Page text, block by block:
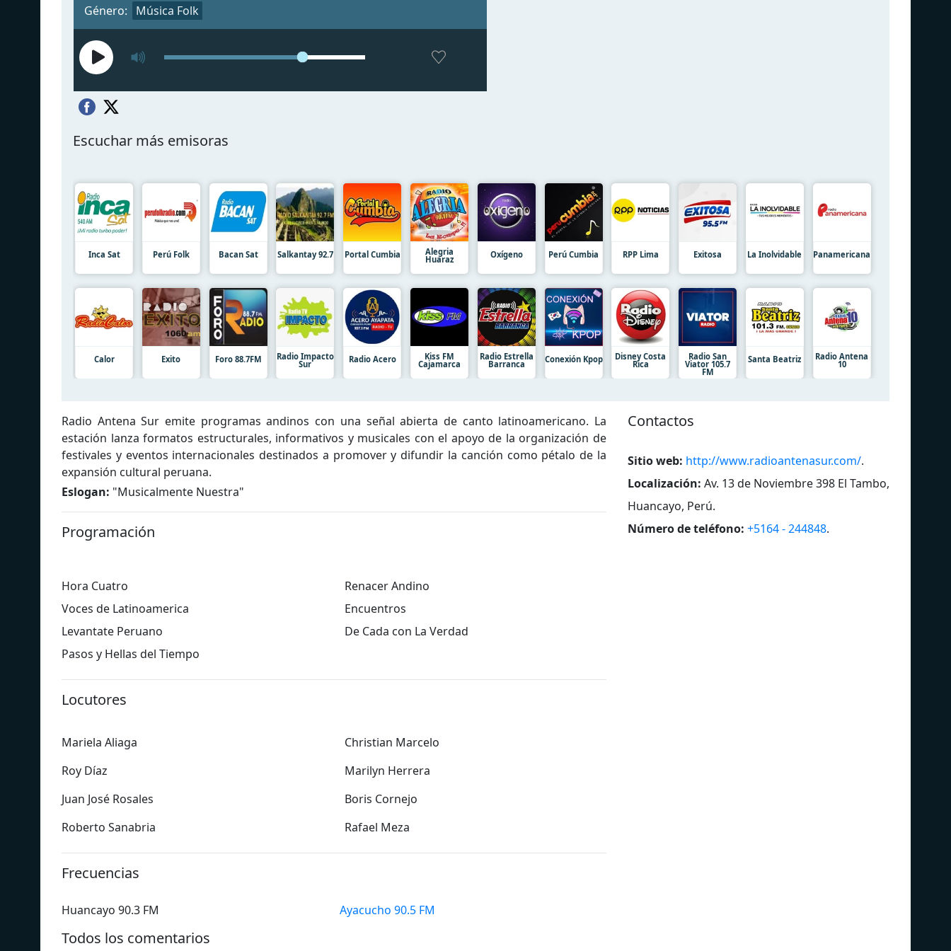
Género: Música Folk
Escuchar más emisoras
Inca Sat Perú Folk Bacan Sat Salkantay 92.7 Portal Cumbia Alegria
Huaraz Oxígeno Perú Cumbia RPP Lima Exitosa La Inolvidable Panamericana
Calor Exito Foro 88.7FM Radio Impacto
Sur Radio Acero Kiss FM
Cajamarca
Radio Estrella
Barranca Conexión Kpop Disney Costa
Rica
Radio San
Viator 105.7
FM
Santa Beatriz Radio Antena
10
Radio Antena Sur emite programas andinos con una señal abierta de canto latinoamericano. La
estación lanza formatos estructurales, informativos y musicales con el apoyo de la organización de
festivales y eventos internacionales destinados a promover y difundir la canción como pétalo de la
expansión cultural peruana.
Eslogan: "Musicalmente Nuestra"
Programación
Hora Cuatro
Renacer Andino
Voces de Latinoamerica
Encuentros
Levantate Peruano
De Cada con La Verdad
Pasos y Hellas del Tiempo
Locutores
Mariela Aliaga
Christian Marcelo
Roy Díaz
Marilyn Herrera
Juan José Rosales
Boris Cornejo
Roberto Sanabria
Rafael Meza
Frecuencias
Huancayo 90.3 FM Ayacucho 90.5 FM
Contactos
Sitio web: http://www.radioantenasur.com/.
Localización: Av. 13 de Noviembre 398 El Tambo,
Huancayo, Perú.
Número de teléfono: +5164 - 244848.
Todos los comentarios